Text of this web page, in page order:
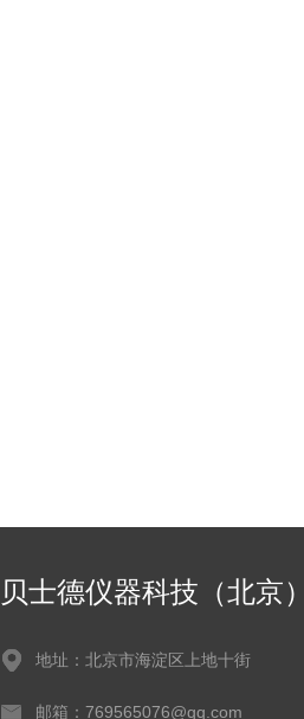
贝士德仪器科技（北京
地址：北京市海淀区上地十街
邮箱：769565076@qq.com